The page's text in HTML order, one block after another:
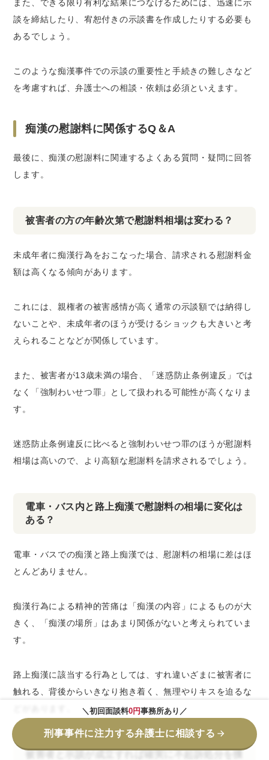
また、できる限り有利な結果につなげるためには、迅速に示
談を締結したり、宥恕付きの示談書を作成したりする必要も
あるでしょう。
このような痴漢事件での示談の重要性と手続きの難しさなど
を考慮すれば、弁護士への相談・依頼は必須といえます。
痴漢の慰謝料に関係するQ＆A
最後に、痴漢の慰謝料に関連するよくある質問・疑問に回答
します。
被害者の方の年齢次第で慰謝料相場は変わる？
未成年者に痴漢行為をおこなった場合、請求される慰謝料金
額は高くなる傾向があります。
これには、親権者の被害感情が高く通常の示談額では納得し
ないことや、未成年者のほうが受けるショックも大きいと考
えられることなどが関係しています。
また、被害者が13歳未満の場合、「迷惑防止条例違反」では
なく「強制わいせつ罪」として扱われる可能性が高くなりま
す。
迷惑防止条例違反に比べると強制わいせつ罪のほうが慰謝料
相場は高いので、より高額な慰謝料を請求されるでしょう。
電車・バス内と路上痴漢で慰謝料の相場に変化は
ある？
電車・バスでの痴漢と路上痴漢では、慰謝料の相場に差はほ
とんどありません。
痴漢行為による精神的苦痛は「痴漢の内容」によるものが大
きく、「痴漢の場所」はあまり関係がないと考えられていま
す。
路上痴漢に該当する行為としては、すれ違いざまに被害者に
触れる、背後からいきなり抱き着く、無理やりキスを迫るな
＼初回面談料0円事務所あり／
刑事事件に注力する弁護士に相談する